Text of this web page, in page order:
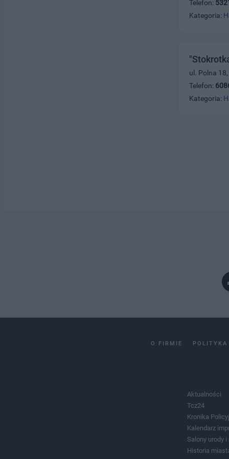
Telefon:
Kategoria:
ul. Polna
Telefon:
Kategoria:
O FIRMIE POLITYKA
Aktualności
Tcz24
Kronika
Kalendarz
Salony urody i
Historia